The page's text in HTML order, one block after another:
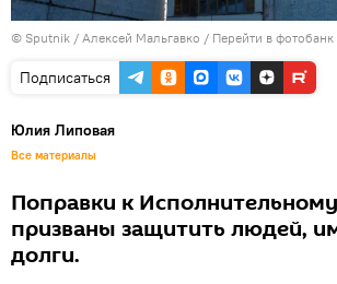
© Sputnik / Алексей Мальгавко / Перейти в фотобанк
Подписаться
Юлия Липовая
Все материалы
Поправки к
призваны защитить людей,
долги.